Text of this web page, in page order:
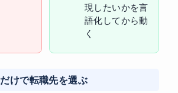
現したいかを言
語化してから動
く
けで転職先を選ぶ